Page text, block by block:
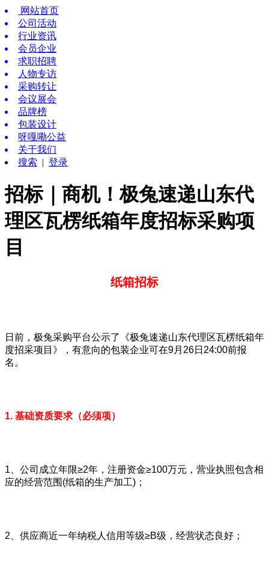
网站首页
公司活动
行业资讯
会员企业
求职招聘
人物专访
采购转让
会议展会
品牌榜
包装设计
呀嘎嘞公益
关于我们
搜索 | 登录
招标｜商机！极兔速递山东代
理区瓦楞纸箱年度招标采购项
目
纸箱招标
日前，极兔采购平台公示了《极兔速递山东代理区瓦楞纸箱年
度招采项目》，有意向的包装企业可在9月26日24:00前报
名。
1. 基础资质要求（必须项）
1、公司成立年限≥2年，注册资金≥100万元，营业执照包含相
应的经营范围(纸箱的生产加工)；
2、供应商近一年纳税人信用等级≥B级，经营状态良好；